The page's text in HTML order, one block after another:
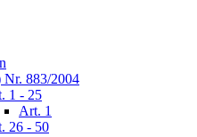
883/2004
1 - 25
Art. 1
26 - 50